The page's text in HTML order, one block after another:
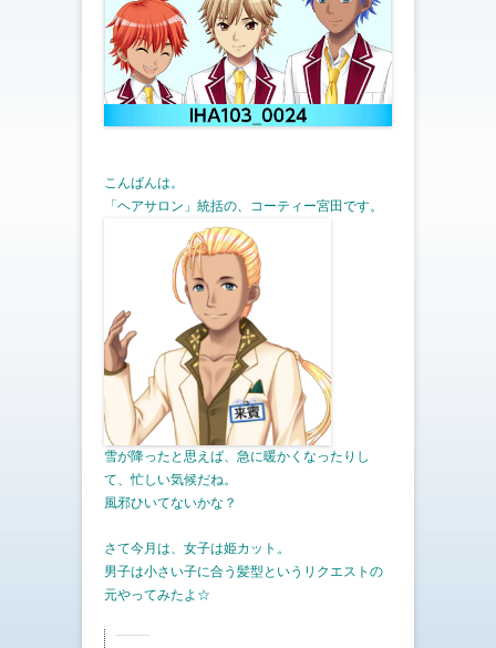
こんばんは。
「ヘアサロン」統括の、コーティー宮田です。
雪が降ったと思えば、急に暖かくなったりし
て、忙しい気候だね。
風邪ひいてないかな？
さて今月は、女子は姫カット。
男子は小さい子に合う髪型というリクエストの
元やってみたよ☆